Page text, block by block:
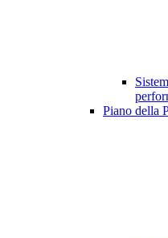
Piano della